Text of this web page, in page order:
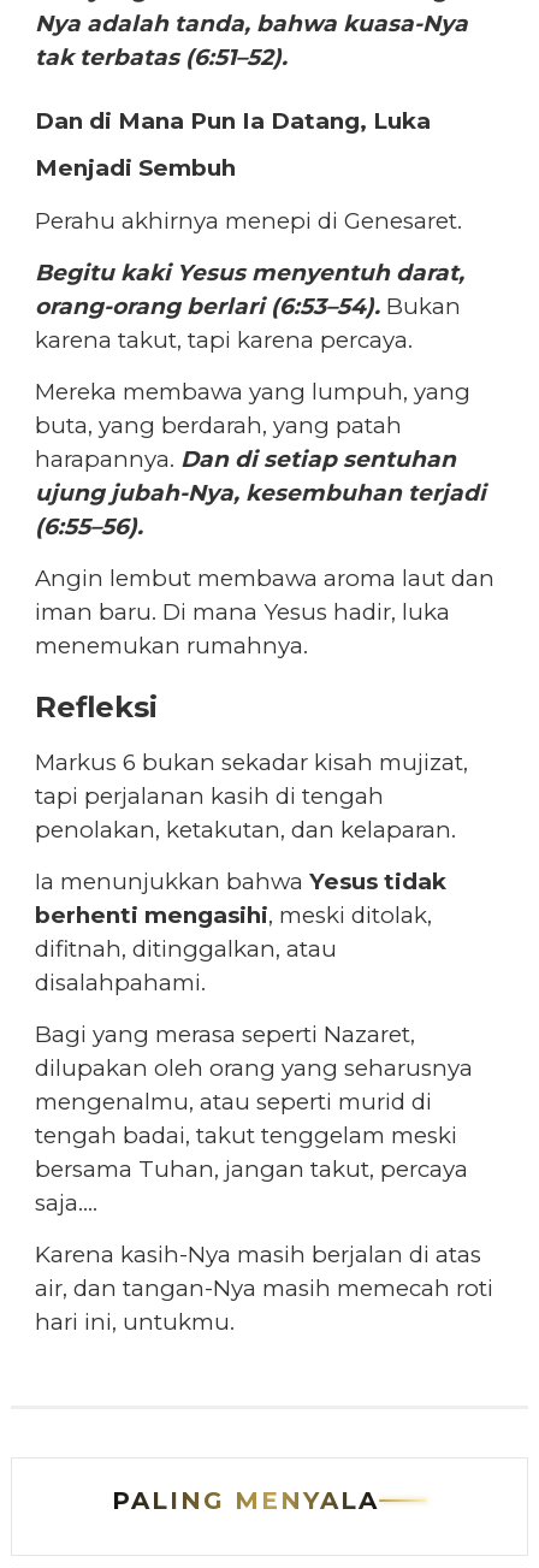
Nya adalah tanda, bahwa kuasa-Nya
tak terbatas (6:51–52).
Dan di Mana Pun Ia Datang, Luka
Menjadi Sembuh
Perahu akhirnya menepi di Genesaret.
Begitu kaki Yesus menyentuh darat,
orang-orang berlari (6:53–54). Bukan
karena takut, tapi karena percaya.
Mereka membawa yang lumpuh, yang
buta, yang berdarah, yang patah
harapannya. Dan di setiap sentuhan
ujung jubah-Nya, kesembuhan terjadi
(6:55–56).
Angin lembut membawa aroma laut dan
iman baru. Di mana Yesus hadir, luka
menemukan rumahnya.
Refleksi
Markus 6 bukan sekadar kisah mujizat,
tapi perjalanan kasih di tengah
penolakan, ketakutan, dan kelaparan.
Ia menunjukkan bahwa Yesus tidak
berhenti mengasihi, meski ditolak,
difitnah, ditinggalkan, atau
disalahpahami.
Bagi yang merasa seperti Nazaret,
dilupakan oleh orang yang seharusnya
mengenalmu, atau seperti murid di
tengah badai, takut tenggelam meski
bersama Tuhan, jangan takut, percaya
saja….
Karena kasih-Nya masih berjalan di atas
air, dan tangan-Nya masih memecah roti
hari ini, untukmu.
PALING MENYALA